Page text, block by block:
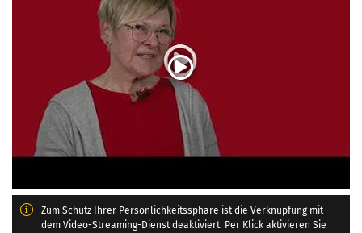
Zum Schutz Ihrer Persönlichkeitssphäre ist die Verknüpfung mit
dem Video-Streaming-Dienst deaktiviert. Per Klick aktivieren Sie